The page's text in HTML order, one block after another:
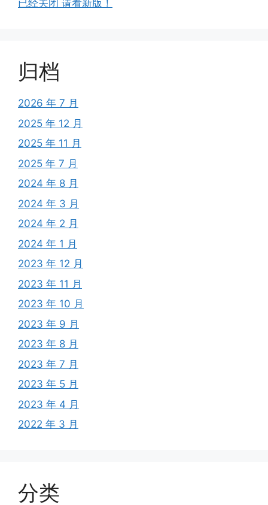
已经关闭 请看新版！
归档
2026 年 7 月
2025 年 12 月
2025 年 11 月
2025 年 7 月
2024 年 8 月
2024 年 3 月
2024 年 2 月
2024 年 1 月
2023 年 12 月
2023 年 11 月
2023 年 10 月
2023 年 9 月
2023 年 8 月
2023 年 7 月
2023 年 5 月
2023 年 4 月
2022 年 3 月
分类